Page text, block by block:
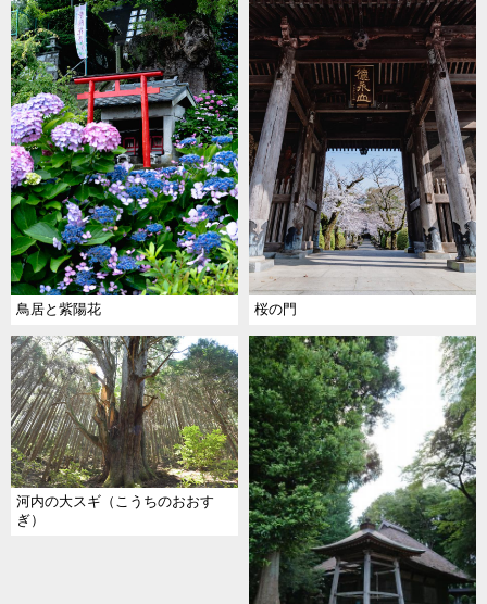
鳥居と紫陽花 桜の門
河内の大スギ（こうちのおおす
ぎ）